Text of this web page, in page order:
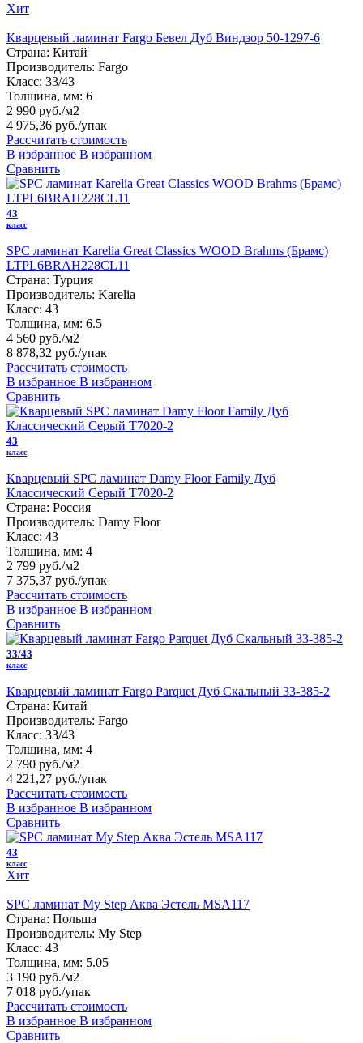
Хит
Кварцевый ламинат Fargo Бевел Дуб Виндзор 50-1297-6
Страна: Китай
Производитель: Fargo
Класс: 33/43
Толщина, мм: 6
2 990 руб./м2
4 975,36 руб./упак
Рассчитать стоимость
В избранное В избранном
Сравнить
43
класс
SPC ламинат Karelia Great Classics WOOD Brahms (Брамс)
LTPL6BRAH228CL11
Страна: Турция
Производитель: Karelia
Класс: 43
Толщина, мм: 6.5
4 560 руб./м2
8 878,32 руб./упак
Рассчитать стоимость
В избранное В избранном
Сравнить
43
класс
Кварцевый SPC ламинат Damy Floor Family Дуб
Классический Серый T7020-2
Страна: Россия
Производитель: Damy Floor
Класс: 43
Толщина, мм: 4
2 799 руб./м2
7 375,37 руб./упак
Рассчитать стоимость
В избранное В избранном
Сравнить
33/43
класс
Кварцевый ламинат Fargo Parquet Дуб Скальный 33-385-2
Страна: Китай
Производитель: Fargo
Класс: 33/43
Толщина, мм: 4
2 790 руб./м2
4 221,27 руб./упак
Рассчитать стоимость
В избранное В избранном
Сравнить
43
класс
Хит
SPC ламинат My Step Аква Эстель MSA117
Страна: Польша
Производитель: My Step
Класс: 43
Толщина, мм: 5.05
3 190 руб./м2
7 018 руб./упак
Рассчитать стоимость
В избранное В избранном
Сравнить